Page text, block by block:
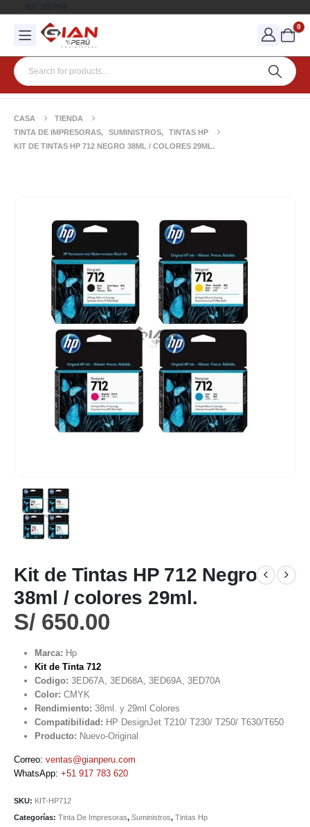
0
CASA
TIENDA
TINTA DE IMPRESORAS, SUMINISTROS,
TINTAS HP
KIT DE TINTAS HP 712 NEGRO 38ML / COLORES 29ML.
Kit de Tintas HP 712 Negro
38ml / colores 29ml.
S/ 650.00
Marca: Hp
Kit de Tinta 712
Codigo: 3ED67A, 3ED68A, 3ED69A, 3ED70A
Color: CMYK
Rendimiento: 38ml. y 29ml Colores
Compatibilidad: HP DesignJet T210/ T230/ T250/ T630/T650
Producto: Nuevo-Original
Correo: ventas@gianperu.com
WhatsApp: +51 917 783 620
SKU: KIT-HP712
Categorías: Tinta De Impresoras, Suministros, Tintas Hp